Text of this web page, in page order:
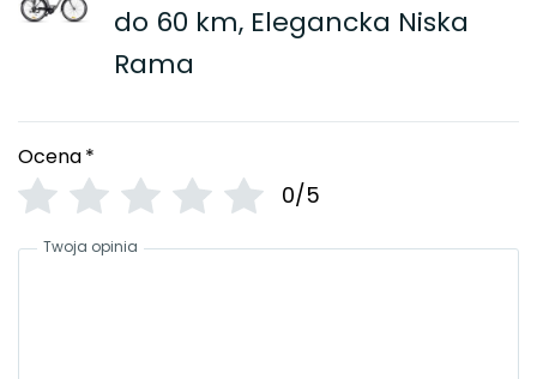
do 60 km, Elegancka Niska
Rama
Ocena*
0/5
Twoja opinia